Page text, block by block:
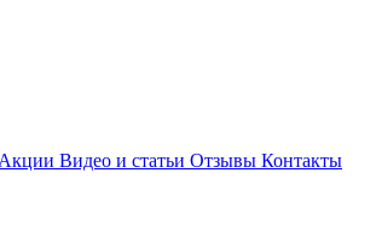
Акции Видео и статьи Отзывы Контакты